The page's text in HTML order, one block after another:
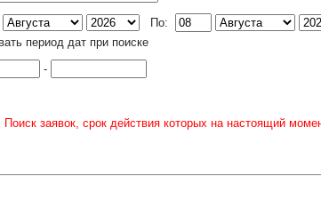
По:
период дат при поиске
-
заявок, срок действия которых на настоящий